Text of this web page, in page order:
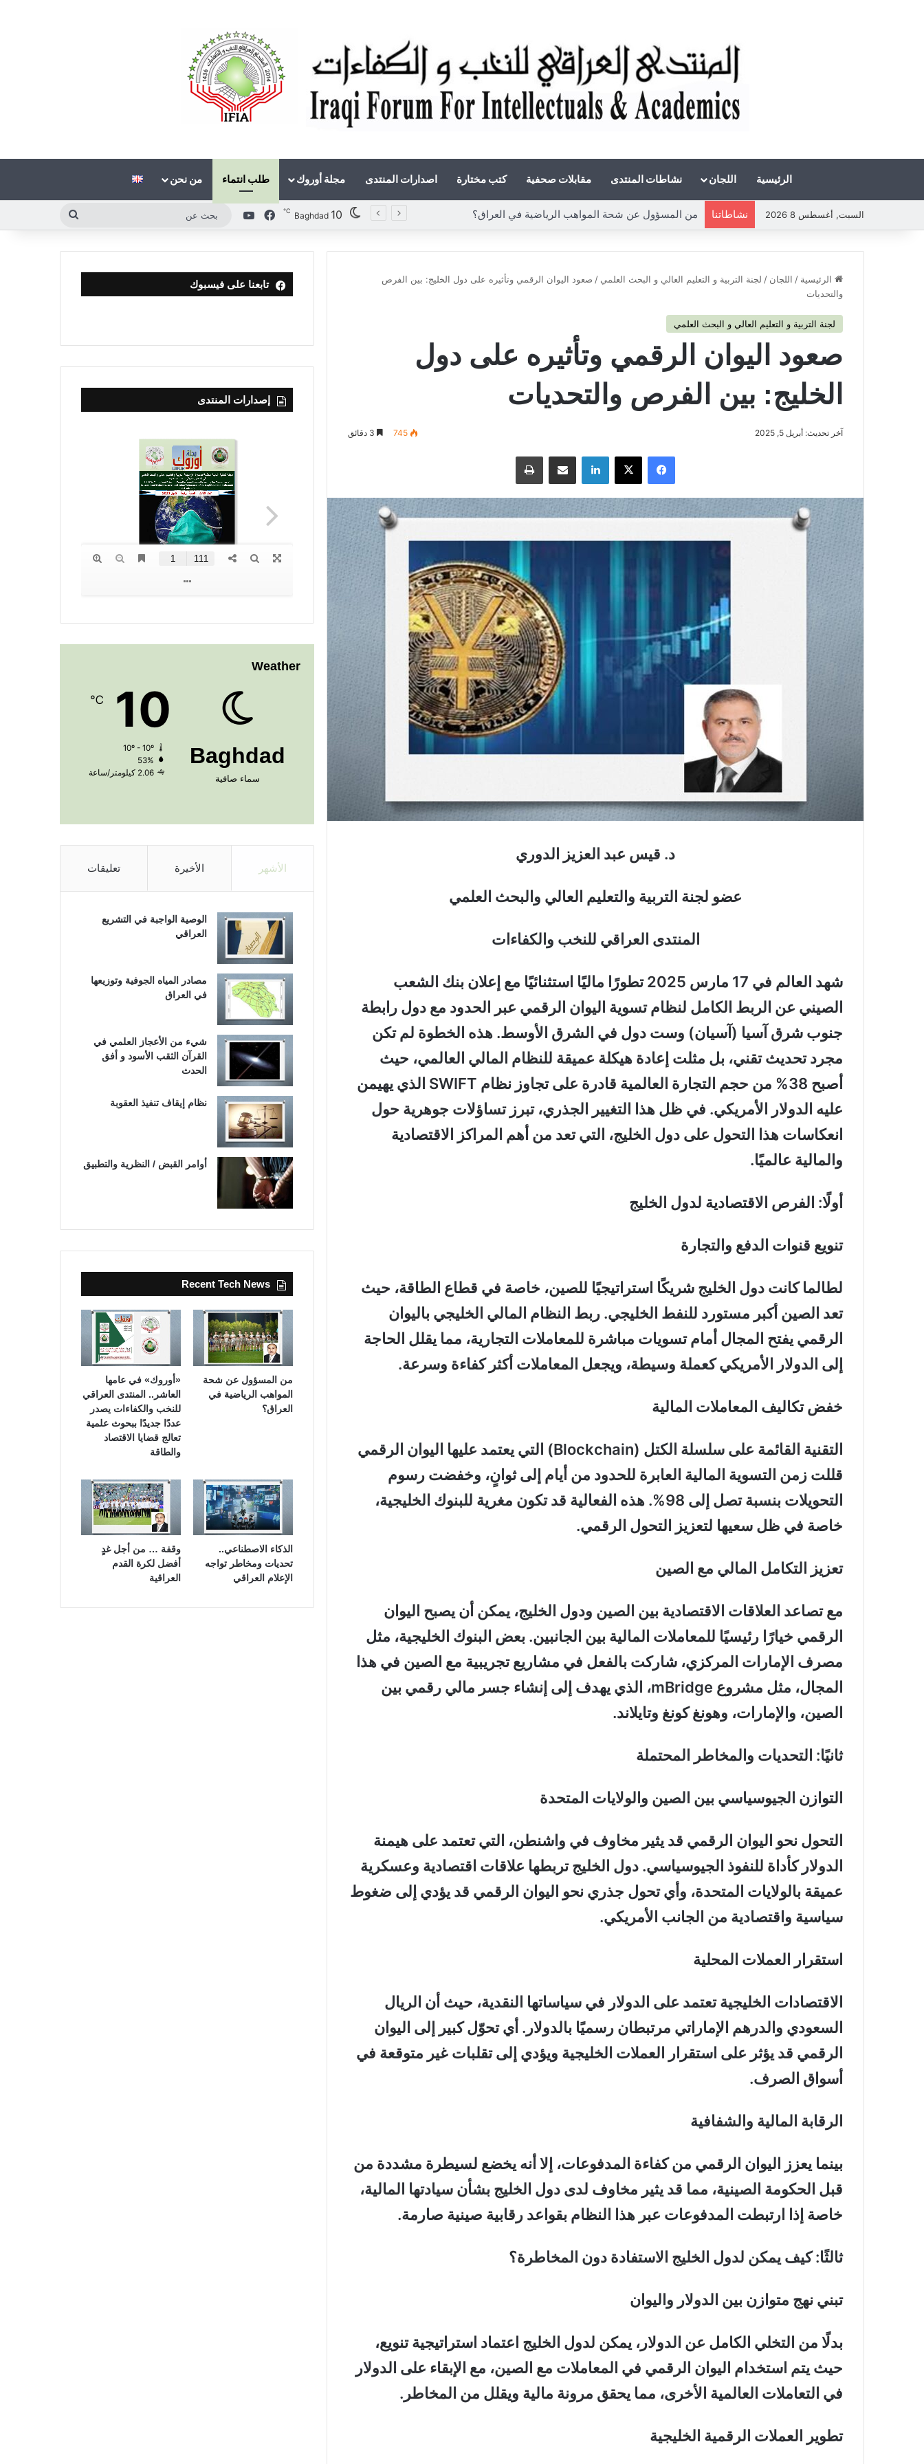
الرئيسية اللجان نشاطات المنتدى مقابلات صحفية كتب مختارة اصدارات المنتدى مجلة أوروك طلب انتماء من نحن
السبت, أغسطس 8 2026 نشاطاتنا من المسؤول عن شحة المواهب الرياضية في العراق؟ Baghdad 10
℃ فيسبوك‫YouTube
الرئيسية / اللجان / لجنة التربية و التعليم العالي و البحث العلمي / صعود اليوان الرقمي وتأثيره على دول الخليج: بين الفرص
والتحديات
لجنة التربية و التعليم العالي و البحث العلمي
صعود اليوان الرقمي وتأثيره على دول
الخليج: بين الفرص والتحديات
آخر تحديث: أبريل 5, 2025 745
فيسبوك لينكدإن
د. قيس عبد العزيز الدوري
عضو لجنة التربية والتعليم العالي والبحث العلمي
المنتدى العراقي للنخب والكفاءات
شهد العالم في 17 مارس 2025 تطورًا ماليًا استثنائيًا مع إعلان بنك الشعب
الصيني عن الربط الكامل لنظام تسوية اليوان الرقمي عبر الحدود مع دول رابطة
جنوب شرق آسيا (آسيان) وست دول في الشرق الأوسط. هذه الخطوة لم تكن
مجرد تحديث تقني، بل مثلت إعادة هيكلة عميقة للنظام المالي العالمي، حيث
أصبح 38% من حجم التجارة العالمية قادرة على تجاوز نظام SWIFT الذي يهيمن
عليه الدولار الأمريكي. في ظل هذا التغيير الجذري، تبرز تساؤلات جوهرية حول
انعكاسات هذا التحول على دول الخليج، التي تعد من أهم المراكز الاقتصادية
والمالية عالميًا.
أولًا: الفرص الاقتصادية لدول الخليج
تنويع قنوات الدفع والتجارة
لطالما كانت دول الخليج شريكًا استراتيجيًا للصين، خاصة في قطاع الطاقة، حيث
تعد الصين أكبر مستورد للنفط الخليجي. ربط النظام المالي الخليجي باليوان
الرقمي يفتح المجال أمام تسويات مباشرة للمعاملات التجارية، مما يقلل الحاجة
إلى الدولار الأمريكي كعملة وسيطة، ويجعل المعاملات أكثر كفاءة وسرعة.
خفض تكاليف المعاملات المالية
التقنية القائمة على سلسلة الكتل (Blockchain) التي يعتمد عليها اليوان الرقمي
قللت زمن التسوية المالية العابرة للحدود من أيام إلى ثوانٍ، وخفضت رسوم
التحويلات بنسبة تصل إلى 98%. هذه الفعالية قد تكون مغرية للبنوك الخليجية،
خاصة في ظل سعيها لتعزيز التحول الرقمي.
تعزيز التكامل المالي مع الصين
مع تصاعد العلاقات الاقتصادية بين الصين ودول الخليج، يمكن أن يصبح اليوان
الرقمي خيارًا رئيسيًا للمعاملات المالية بين الجانبين. بعض البنوك الخليجية، مثل
مصرف الإمارات المركزي، شاركت بالفعل في مشاريع تجريبية مع الصين في هذا
المجال، مثل مشروع mBridge، الذي يهدف إلى إنشاء جسر مالي رقمي بين
الصين، والإمارات، وهونغ كونغ وتايلاند.
ثانيًا: التحديات والمخاطر المحتملة
التوازن الجيوسياسي بين الصين والولايات المتحدة
التحول نحو اليوان الرقمي قد يثير مخاوف في واشنطن، التي تعتمد على هيمنة
الدولار كأداة للنفوذ الجيوسياسي. دول الخليج تربطها علاقات اقتصادية وعسكرية
عميقة بالولايات المتحدة، وأي تحول جذري نحو اليوان الرقمي قد يؤدي إلى ضغوط
سياسية واقتصادية من الجانب الأمريكي.
استقرار العملات المحلية
الاقتصادات الخليجية تعتمد على الدولار في سياساتها النقدية، حيث أن الريال
السعودي والدرهم الإماراتي مرتبطان رسميًا بالدولار. أي تحوّل كبير إلى اليوان
الرقمي قد يؤثر على استقرار العملات الخليجية ويؤدي إلى تقلبات غير متوقعة في
أسواق الصرف.
الرقابة المالية والشفافية
بينما يعزز اليوان الرقمي من كفاءة المدفوعات، إلا أنه يخضع لسيطرة مشددة من
قبل الحكومة الصينية، مما قد يثير مخاوف لدى دول الخليج بشأن سيادتها المالية،
خاصة إذا ارتبطت المدفوعات عبر هذا النظام بقواعد رقابية صينية صارمة.
ثالثًا: كيف يمكن لدول الخليج الاستفادة دون المخاطرة؟
تبني نهج متوازن بين الدولار واليوان
بدلًا من التخلي الكامل عن الدولار، يمكن لدول الخليج اعتماد استراتيجية تنويع،
حيث يتم استخدام اليوان الرقمي في المعاملات مع الصين، مع الإبقاء على الدولار
في التعاملات العالمية الأخرى، مما يحقق مرونة مالية ويقلل من المخاطر.
تطوير العملات الرقمية الخليجية
تابعنا على فيسبوك
إصدارات المنتدى
Weather
Baghdad
سماء صافية
10
℃
10º - 10º
53%
2.06 كيلومتر/ساعة
الأشهر الأخيرة تعليقات
الوصية الواجبة في التشريع
العراقي
مصادر المياه الجوفية وتوزيعها
في العراق
شيء من الأعجاز العلمي في
القرآن الثقب الأسود و أفق
الحدث
نظام إيقاف تنفيذ العقوبة
أوامر القبض / النظرية والتطبيق
Recent Tech News
من المسؤول عن شحة
المواهب الرياضية في
العراق؟
«أوروك» في عامها
العاشر.. المنتدى العراقي
للنخب والكفاءات يصدر
عددًا جديدًا ببحوث علمية
تعالج قضايا الاقتصاد
والطاقة
الذكاء الاصطناعي..
تحديات ومخاطر تواجه
الإعلام العراقي
وقفة … من أجل غدٍ
أفضل لكرة القدم
العراقية